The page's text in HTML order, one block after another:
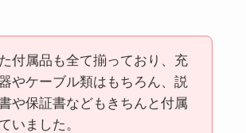
付属品も全て揃っており、充
やケーブル類はもちろん、説
や保証書などもきちんと付属
いました。